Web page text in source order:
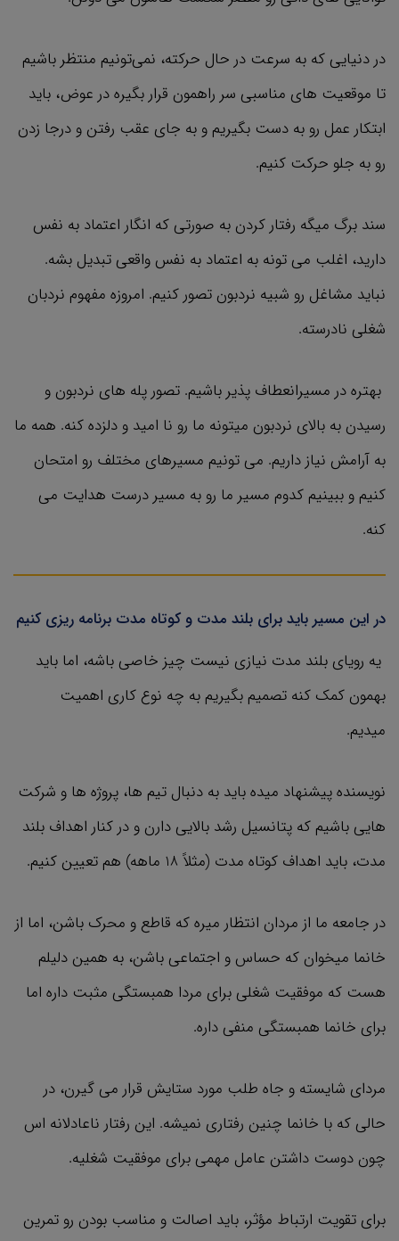
در دنیایی که به سرعت در حال حرکته، نمی‌تونیم منتظر باشیم
تا موقعیت‌ های مناسبی سر راهمون قرار بگیره در عوض، باید
ابتکار عمل رو به دست بگیریم و به جای عقب رفتن و درجا زدن
رو به جلو حرکت کنیم.
سند برگ میگه رفتار کردن به صورتی که انگار اعتماد به نفس
دارید، اغلب می تونه به اعتماد به نفس واقعی تبدیل بشه.
نباید مشاغل رو شبیه نردبون تصور کنیم. امروزه مفهوم نردبان
شغلی نادرسته.
بهتره در مسیرانعطاف پذیر باشیم. تصور پله های نردبون و
رسیدن به بالای نردبون میتونه ما رو نا امید و دلزده کنه. همه ما
به آرامش نیاز داریم. می تونیم مسیرهای مختلف رو امتحان
کنیم و ببینیم کدوم مسیر ما رو به مسیر درست هدایت می
کنه.
در این مسیر باید برای بلند مدت و کوتاه مدت برنامه ریزی کنیم
یه رویای بلند مدت نیازی نیست چیز خاصی باشه، اما باید
بهمون کمک کنه تصمیم بگیریم به چه نوع کاری اهمیت
میدیم.
نویسنده پیشنهاد میده باید به دنبال تیم ها، پروژه ها و شرکت
هایی باشیم که پتانسیل رشد بالایی دارن و در کنار اهداف بلند
مدت، باید اهداف کوتاه مدت (مثلاً 18 ماهه) هم تعیین کنیم.
در جامعه ما از مردان انتظار میره که قاطع و محرک باشن، اما از
خانما میخوان که حساس و اجتماعی باشن، به همین دلیلم
هست که موفقیت شغلی برای مردا همبستگی مثبت داره اما
برای خانما همبستگی منفی داره.
مردای شايسته و جاه طلب مورد ستايش قرار مي گيرن، در
حالي كه با خانما چنین رفتاری نمیشه. این رفتار ناعادلانه اس
چون دوست ‌داشتن عامل مهمی برای موفقیت شغلیه.
برای تقویت ارتباط مؤثر، باید اصالت و مناسب بودن رو تمرین